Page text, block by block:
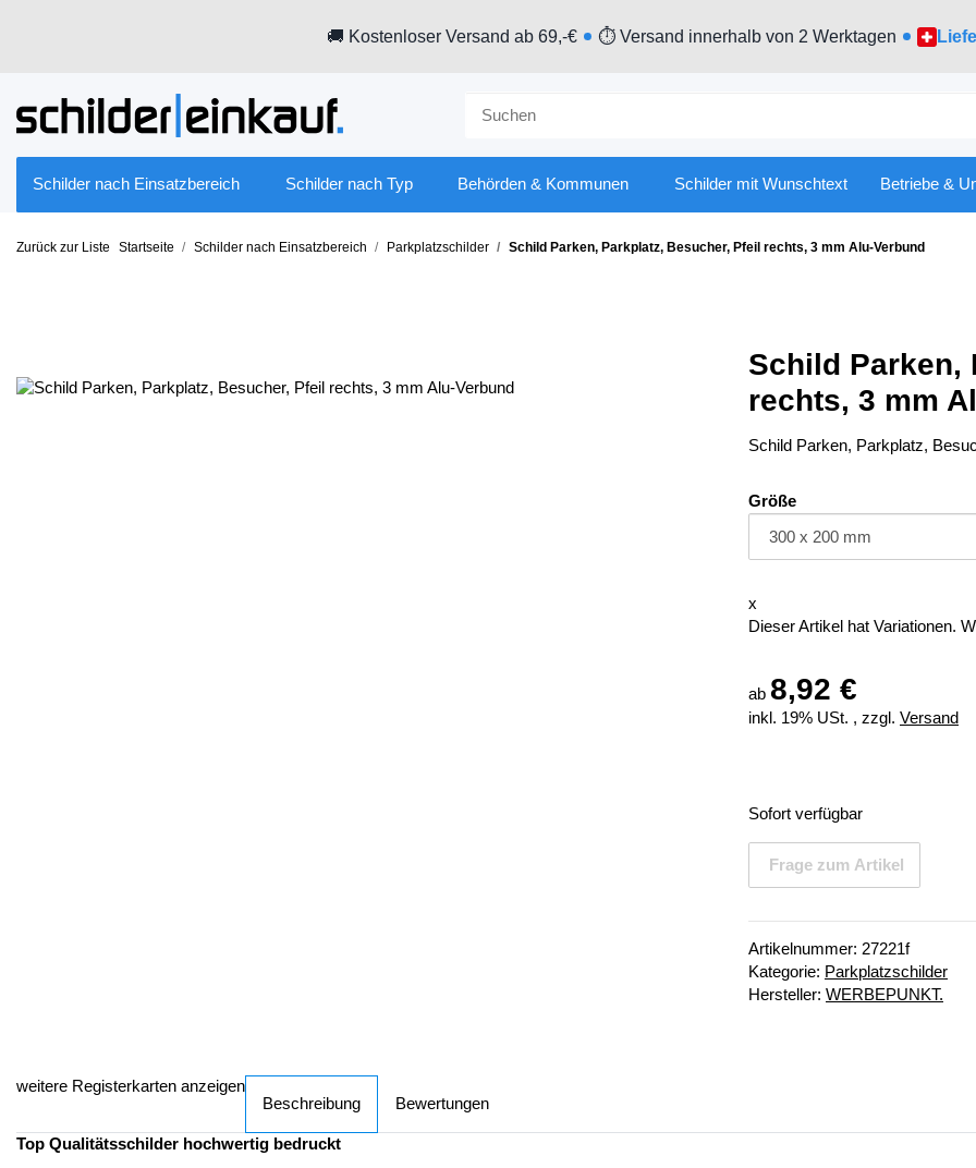
🚚 Kostenloser Versand ab 69,-€ ⏱ Versand innerhalb von 2 Werktagen
Schilder nach Einsatzbereich Schilder nach Typ Behörden & Kommunen Schilder mit Wunschtext Betriebe &
Zurück zur Liste Startseite Schilder nach Einsatzbereich Parkplatzschilder Schild Parken, Parkplatz, Besucher, Pfeil rechts, 3 mm Alu-Verbund
Schild Parken,
rechts, 3 mm
Schild Parken, Parkplatz,
Größe
x
Dieser Artikel hat Variationen.
ab 8,92 €
inkl. 19% USt. , zzgl. Versand
Sofort verfügbar
Frage zum Artikel
Artikelnummer: 27221f
Kategorie: Parkplatzschilder
Hersteller: WERBEPUNKT.
weitere Registerkarten anzeigen
Beschreibung
Bewertungen
Top Qualitätsschilder hochwertig bedruckt